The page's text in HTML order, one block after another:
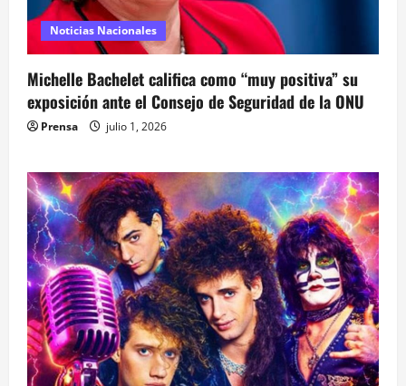
Noticias Nacionales
Michelle Bachelet califica como “muy positiva” su
exposición ante el Consejo de Seguridad de la ONU
Prensa julio 1, 2026